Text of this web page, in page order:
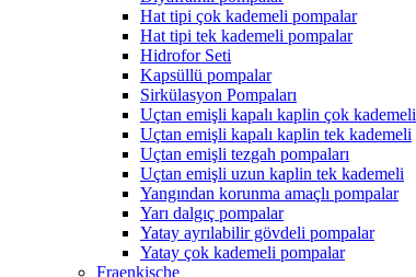
Hat tipi çok kademeli pompalar
Hat tipi tek kademeli pompalar
Hidrofor Seti
Kapsüllü pompalar
Sirkülasyon Pompaları
Uçtan emişli kapalı kaplin çok kademeli
Uçtan emişli kapalı kaplin tek kademeli
Uçtan emişli tezgah pompaları
Uçtan emişli uzun kaplin tek kademeli
Yangından korunma amaçlı pompalar
Yarı dalgıç pompalar
Yatay ayrılabilir gövdeli pompalar
Yatay çok kademeli pompalar
Fraenkische